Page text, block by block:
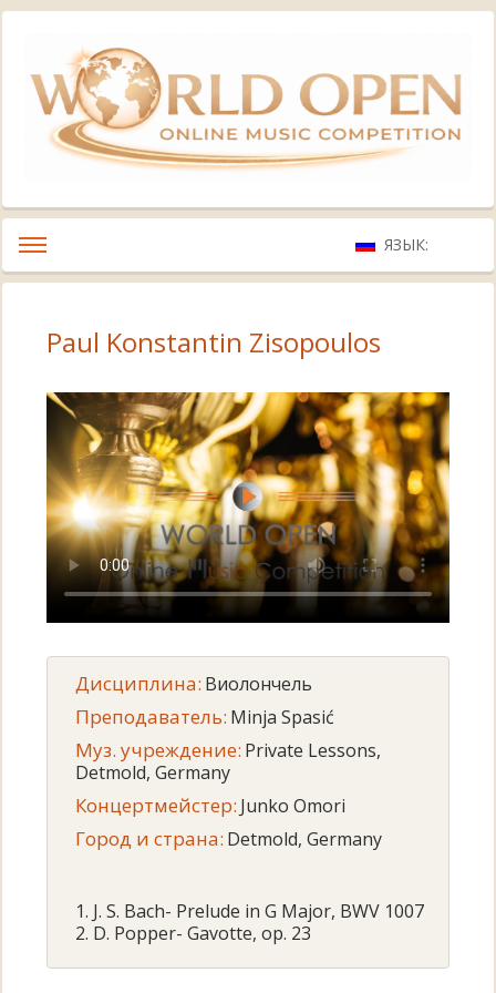
ЯЗЫК:
Paul Konstantin Zisopoulos
Дисциплина: Виолончель
Преподаватель: Minja Spasić
Муз. учреждение: Private Lessons,
Detmold, Germany
Концертмейстер: Junko Omori
Город и страна: Detmold, Germany
1. J. S. Bach- Prelude in G Major, BWV 1007
2. D. Popper- Gavotte, op. 23